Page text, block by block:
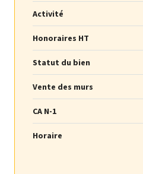
Activité
Honoraires HT
Statut du bien
Vente des murs
CA N-1
Horaire